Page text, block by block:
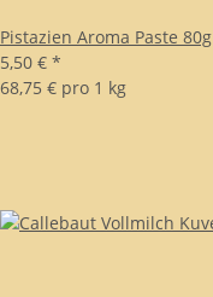
Pistazien Aroma Paste 80g
5,50 € *
68,75 € pro 1 kg